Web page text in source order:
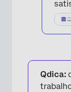
Qdica: